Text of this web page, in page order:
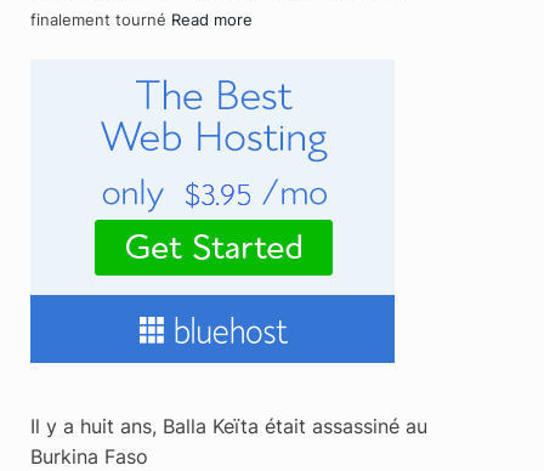
finalement tourné Read more
Il y a huit ans, Balla Keïta était assassiné au
Burkina Faso